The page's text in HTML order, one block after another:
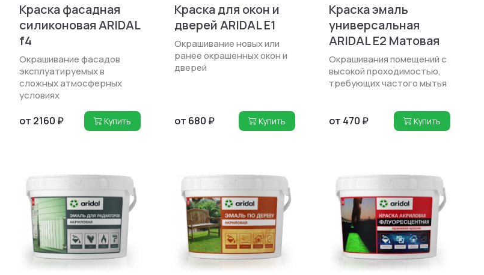
Краска фасадная
силиконовая ARIDAL
f4
Окрашивание фасадов
эксплуатируемых в
сложных атмосферных
условиях
от 2160 ₽ Купить
Краска для окон и
дверей ARIDAL E1
Окрашивание новых или
ранее окрашенных окон и
дверей
от 680 ₽ Купить
Краска эмаль
универсальная
ARIDAL E2 Матовая
Окрашивания помещений с
высокой проходимо­стью,
требующих частого мытья
от 470 ₽ Купить